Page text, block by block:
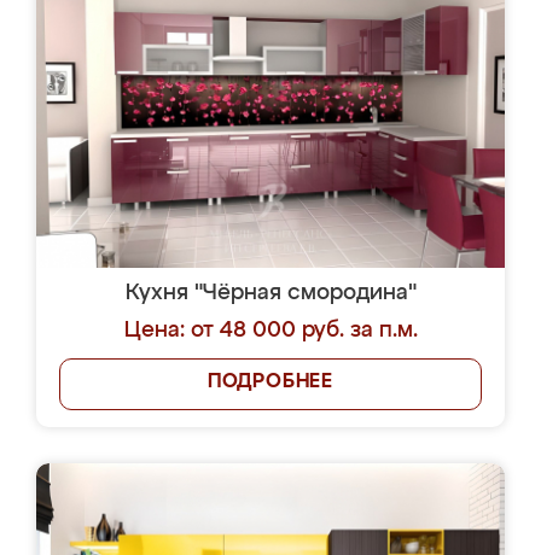
Кухня "Чёрная смородина"
Цена: от 48 000 руб. за п.м.
ПОДРОБНЕЕ